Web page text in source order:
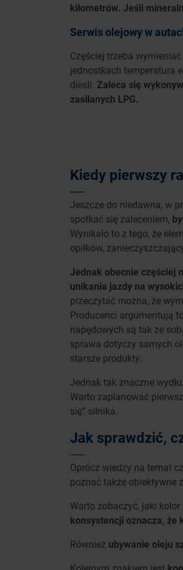
kilometrów. Jeśli
Serwis olejowy w
Częściej trzeba
jednostkach temperatura
diesli. Zaleca się
zasilanych LPG.
Kiedy pierwszy
Jeszcze do niedawna, w
spotkać się zaleceniem,
Wynikało to z tego, że
opiłków,
Jednak obecnie częściej
unikania jazdy na
przeczytać można, że
Producenci argumentują
napędowych są tak ze
sprawa dotyczy samych
starsze produkty.
Jednak tak znaczne
Warto zaplanować
się” silnika.
Jak sprawdzić,
Oprócz wiedzy na temat
poznać także obiektywne
Warto zobaczyć, jaki
konsystencji oznacza, że
Również ubywanie oleju